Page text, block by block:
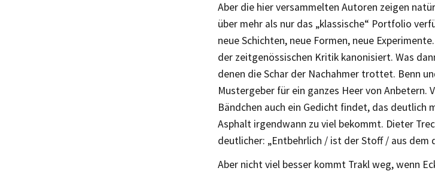
Aber die hier versammelten Autoren zeigen
über mehr als nur das „klassische“ Portfolio
neue Schichten, neue Formen, neue
der zeitgenössischen Kritik kanonisiert. Was
denen die Schar der Nachahmer trottet. Benn
Mustergeber für ein ganzes Heer von Anbetern.
Bändchen auch ein Gedicht findet, das deutlich
Asphalt irgendwann zu viel bekommt. Dieter
deutlicher: „Entbehrlich / ist der Stoff / aus dem
Aber nicht viel besser kommt Trakl weg, wenn